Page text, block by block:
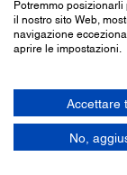
Potremmo
il nostro sito Web,
navigazione
aprire le impostazioni.
Accettare
No,